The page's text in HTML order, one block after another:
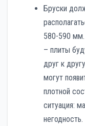
Бруски
580-590
– плиты
друг к
могут
плотной
ситуация:
негодность.